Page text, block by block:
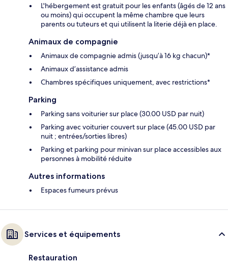
L'hébergement est gratuit pour les enfants (âgés de 12 ans
ou moins) qui occupent la même chambre que leurs
parents ou tuteurs et qui utilisent la literie déjà en place.
Animaux de compagnie
Animaux de compagnie admis (jusqu’à 16 kg chacun)*
Animaux d’assistance admis
Chambres spécifiques uniquement, avec restrictions*
Parking
Parking sans voiturier sur place (30.00 USD par nuit)
Parking avec voiturier couvert sur place (45.00 USD par
nuit ; entrées/sorties libres)
Parking et parking pour minivan sur place accessibles aux
personnes à mobilité réduite
Autres informations
Espaces fumeurs prévus
Services et équipements
Restauration